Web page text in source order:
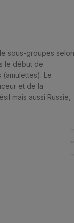
sous-groupes selon
le début de
(amulettes). Le
et de la
mais aussi Russie,